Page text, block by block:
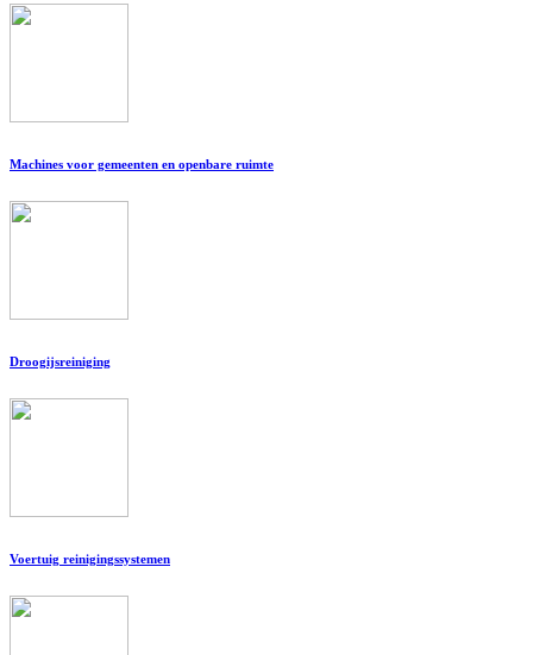
Machines voor gemeenten en openbare ruimte
Droogijsreiniging
Voertuig reinigingssystemen